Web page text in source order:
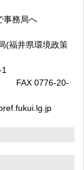
事務局へ
(福井県環境政策
0776-20-